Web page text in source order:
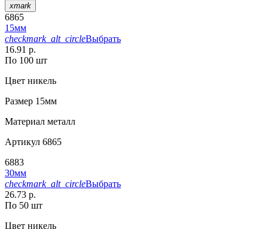
xmark
6865
15мм
checkmark_alt_circleВыбрать
16.91 р.
По 100 шт
Цвет никель
Размер 15мм
Материал металл
Артикул 6865
6883
30мм
checkmark_alt_circleВыбрать
26.73 р.
По 50 шт
Цвет никель